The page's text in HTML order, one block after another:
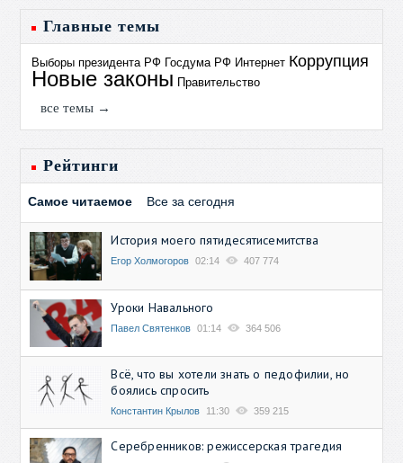
Главные темы
Выборы президента РФ Госдума РФ Интернет Коррупция
Новые законы Правительство
все темы →
Рейтинги
Самое читаемое Все за сегодня
История моего пятидесятисемитства
Егор Холмогоров 02:14 407 774
Уроки Навального
Павел Святенков 01:14 364 506
Всё, что вы хотели знать о педофилии, но
боялись спросить
Константин Крылов 11:30 359 215
Серебренников: режиссерская трагедия